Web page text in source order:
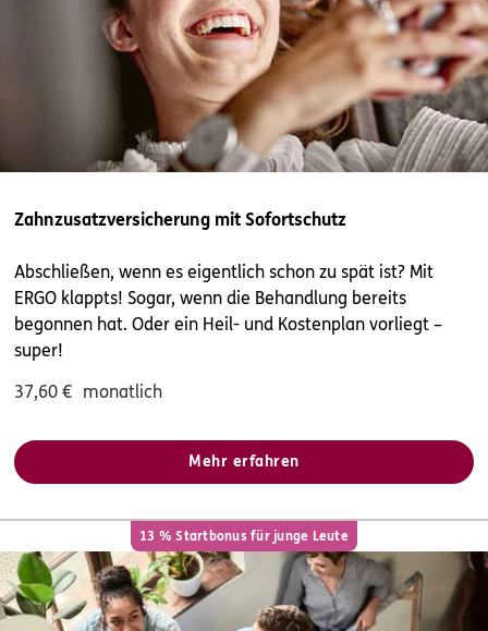
ERGO
Jacqueline Möller
Franz-Haniel-Str. 87,47443 Moers
(7.1 km)
Homepage besuchen
ERGO
Erdem Karatas
Marktstr. 45,46045 Oberhausen(7.7 km)
Rügenstr. 20,47167 Duisburg(7.7 km)
Homepage besuchen
Efe Özkan
Homepage besuchen
Kohlenkamp 43,1. Etage 45468 Mülheim an der
Ruhr
(8.4 km)
Homepage besuchen
Zahnzusatzversicherung mit Sofortschutz
Abschließen, wenn es eigentlich schon zu spät ist? Mit
ERGO klappts! Sogar, wenn die Behandlung bereits
begonnen hat. Oder ein Heil- und Kostenplan vorliegt –
super!
37,60 € monatlich
Mehr erfahren
13 % Startbonus für junge Leute